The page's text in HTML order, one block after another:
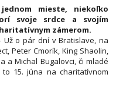
mieste, niekoľko
svoje srdce a svojím
zámerom.
Už o pár dní v Bratislave, na
Peter Cmorík, King Shaolin,
a Michal Bugalovci, či mladé
15. júna na charitatívnom